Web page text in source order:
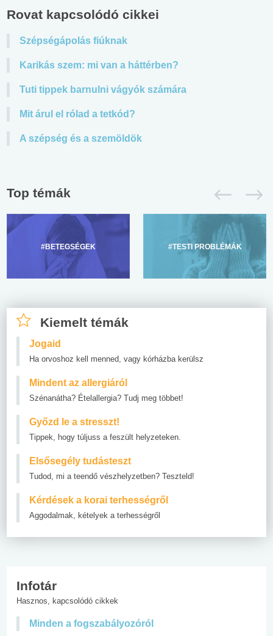
Rovat kapcsolódó cikkei
Szépségápolás fiúknak
Karikás szem: mi van a háttérben?
Tuti tippek barnulni vágyók számára
Mit árul el rólad a tetkód?
A szépség és a szemöldök
Top témák
#BETEGSÉGEK #TESTI PROBLÉMÁK
Kiemelt témák
Jogaid
Ha orvoshoz kell menned, vagy kórházba kerülsz
Mindent az allergiáról
Szénanátha? Ételallergia? Tudj meg többet!
Győzd le a stresszt!
Tippek, hogy túljuss a feszült helyzeteken.
Elsősegély tudásteszt
Tudod, mi a teendő vészhelyzetben? Teszteld!
Kérdések a korai terhességről
Aggodalmak, kételyek a terhességről
Infotár
Hasznos, kapcsolódó cikkek
Minden a fogszabályozóról